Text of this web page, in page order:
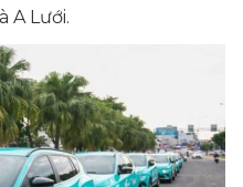
A Lưới.